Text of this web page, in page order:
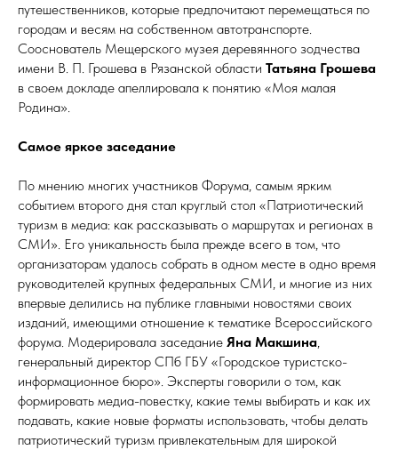
путешественников, которые предпочитают перемещаться по
городам и весям на собственном автотранспорте.
Сооснователь Мещерского музея деревянного зодчества
имени В. П. Грошева в Рязанской области Татьяна Грошева
в своем докладе апеллировала к понятию «Моя малая
Родина».
Самое яркое заседание
По мнению многих участников Форума, самым ярким
событием второго дня стал круглый стол «Патриотический
туризм в медиа: как рассказывать о маршрутах и регионах в
СМИ». Его уникальность была прежде всего в том, что
организаторам удалось собрать в одном месте в одно время
руководителей крупных федеральных СМИ, и многие из них
впервые делились на публике главными новостями своих
изданий, имеющими отношение к тематике Всероссийского
форума. Модерировала заседание Яна Макшина,
генеральный директор СПб ГБУ «Городское туристско-
информационное бюро». Эксперты говорили о том, как
формировать медиа-повестку, какие темы выбирать и как их
подавать, какие новые форматы использовать, чтобы делать
патриотический туризм привлекательным для широкой